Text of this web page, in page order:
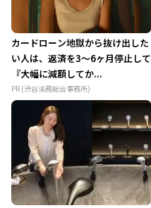
カードローン地獄から抜け出した
い人は、返済を3～6ヶ月停止して
『大幅に減額してか...
PR (渋谷法務総合事務所)